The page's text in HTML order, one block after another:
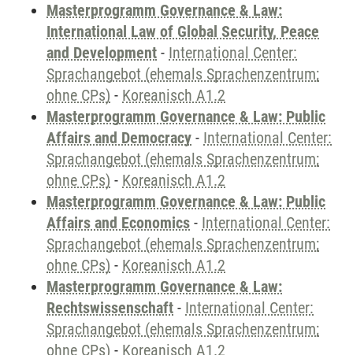
Masterprogramm Governance & Law:
International Law of Global Security, Peace
and Development - International Center:
Sprachangebot (ehemals Sprachenzentrum;
ohne CPs) - Koreanisch A1.2
Masterprogramm Governance & Law: Public
Affairs and Democracy - International Center:
Sprachangebot (ehemals Sprachenzentrum;
ohne CPs) - Koreanisch A1.2
Masterprogramm Governance & Law: Public
Affairs and Economics - International Center:
Sprachangebot (ehemals Sprachenzentrum;
ohne CPs) - Koreanisch A1.2
Masterprogramm Governance & Law:
Rechtswissenschaft - International Center:
Sprachangebot (ehemals Sprachenzentrum;
ohne CPs) - Koreanisch A1.2